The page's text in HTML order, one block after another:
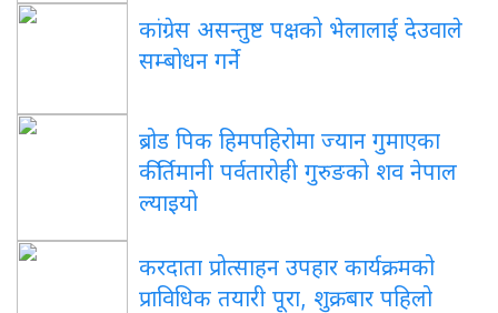
कांग्रेस असन्तुष्ट पक्षको भेलालाई देउवाले
सम्बोधन गर्ने
ब्रोड पिक हिमपहिरोमा ज्यान गुमाएका
कीर्तिमानी पर्वतारोही गुरुङको शव नेपाल
ल्याइयो
करदाता प्रोत्साहन उपहार कार्यक्रमको
प्राविधिक तयारी पूरा, शुक्रबार पहिलो